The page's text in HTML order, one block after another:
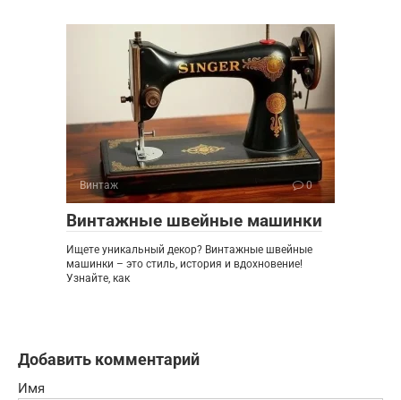
Винтаж 0
Винтажные швейные машинки
Ищете уникальный декор? Винтажные швейные
машинки – это стиль, история и вдохновение!
Узнайте, как
Добавить комментарий
Имя